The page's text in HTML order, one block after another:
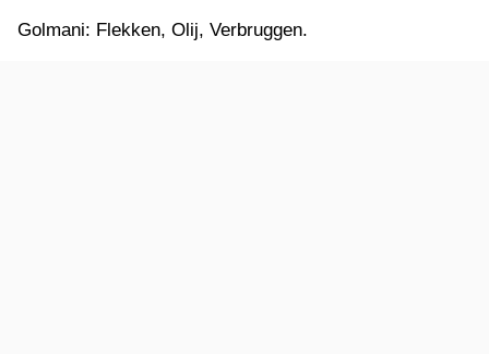
Golmani: Flekken, Olij, Verbruggen.